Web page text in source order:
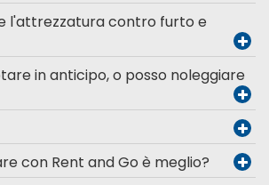
l'attrezzatura contro furto e
in anticipo, o posso noleggiare
con Rent and Go è meglio?